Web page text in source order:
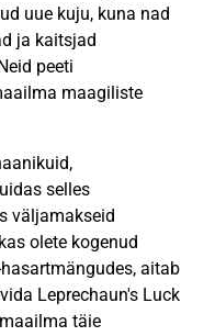
uue kuju, kuna nad
ja kaitsjad
peeti
maagiliste
selles
väljamakseid
olete kogenud
aitab
Leprechaun's Luck
täie